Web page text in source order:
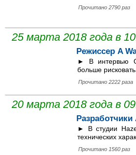
Прочитано 2790 раз
25 марта 2018 года в
Режиссер A
► В интервью
больше рисковать.
Прочитано 2222 раза
20 марта 2018 года в
► В студии
технических
Прочитано 1560 раз